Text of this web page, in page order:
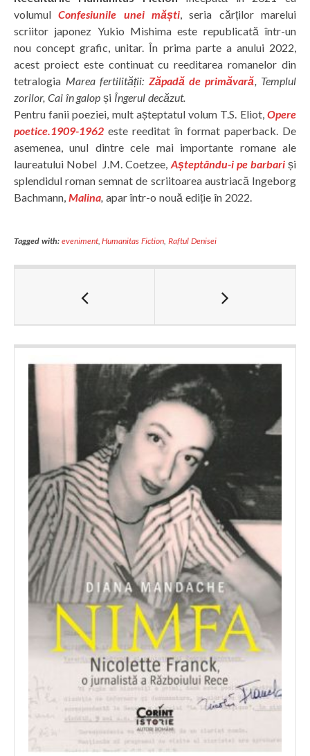
volumulConfesiunile unei măști, seria cărților marelui
scriitor japonez Yukio Mishima este republicată într-un
nou concept grafic, unitar. În prima parte a anului 2022,
acest proiect este continuat cu reeditarea romanelor din
tetralogia Marea fertilității: Zăpadă de primăvară, Templul
zorilor, Cai în galop și Îngerul decăzut.
Pentru fanii poeziei, mult așteptatul volum T.S. Eliot, Opere
poetice.1909-1962 este reeditat în format paperback. De
asemenea, unul dintre cele mai importante romane ale
laureatului Nobel J.M. Coetzee, Așteptându-i pe barbariși
splendidul roman semnat de scriitoarea austriacă Ingeborg
Bachmann, Malina, apar într-o nouă ediție în 2022.
Tagged with: eveniment,Humanitas Fiction,Raftul Denisei